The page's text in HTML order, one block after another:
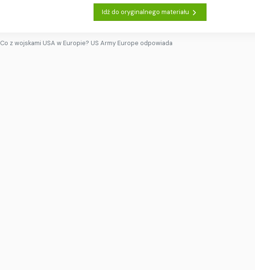
Idź do oryginalnego materiału
Co z wojskami USA w Europie? US Army Europe odpowiada